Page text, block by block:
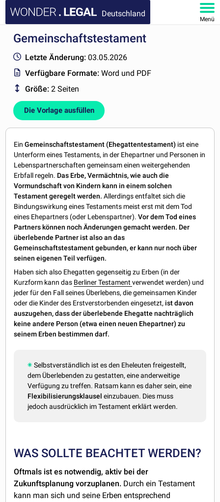
Deutschland
Menü
HOMEPAGE
DOKUMENTE
FAQ
KONTAKT
MEIN KONTO
Gemeinschaftstestament
Letzte Änderung: 03.05.2026
Verfügbare Formate:Word und PDF
Größe: 2 Seiten
Die Vorlage ausfüllen
EinGemeinschaftstestament (Ehegattentestament) ist eine
Unterform eines Testaments, in der Ehepartner und Personen in
Lebenspartnerschaften gemeinsam einen weitergehenden
Erbfall regeln. Das Erbe, Vermächtnis, wie auch die
Vormundschaft von Kindern kann in einem solchen
Testament geregelt werden. Allerdings entfaltet sich die
Bindungswirkung eines Testaments meist erst mit dem Tod
eines Ehepartners (oder Lebenspartner).Vor dem Tod eines
Partners können noch Änderungen gemacht werden. Der
überlebende Partner ist also an das
Gemeinschaftstestament gebunden, er kann nur noch über
seinen eigenen Teil verfügen.
Haben sich also Ehegatten gegenseitig zu Erben (in der
Kurzform kann das Berliner Testamentverwendet werden) und
jeder für den Fall seines Überlebens, die gemeinsamen Kinder
oder die Kinder des Erstverstorbenden eingesetzt, ist davon
auszugehen, dass der überlebende Ehegatte nachträglich
keine andere Person (etwa einen neuen Ehepartner) zu
seinem Erben bestimmen darf.
Selbstverständlich ist es den Eheleuten freigestellt,
dem Überlebenden zu gestatten, eine anderweitige
Verfügung zu treffen. Ratsam kann es daher sein, eine
Flexibilisierungsklausel einzubauen. Dies muss
jedoch ausdrücklich im Testament erklärt werden.
WAS SOLLTE BEACHTET WERDEN?
Oftmals ist es notwendig, aktiv bei der
Zukunftsplanung vorzuplanen. Durch ein Testament
kann man sich und seine Erben entsprechend